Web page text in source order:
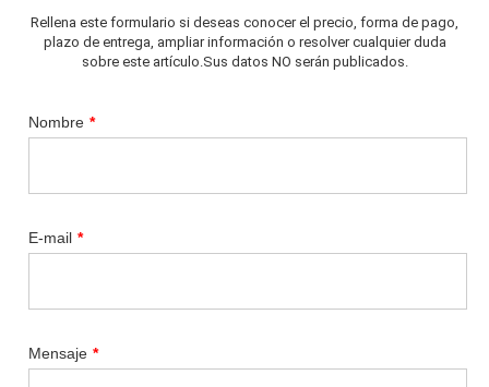
Rellena este formulario si deseas conocer el precio, forma de pago,
plazo de entrega, ampliar información o resolver cualquier duda
sobre este artículo.Sus datos NO serán publicados.
Nombre *
E-mail *
Mensaje *